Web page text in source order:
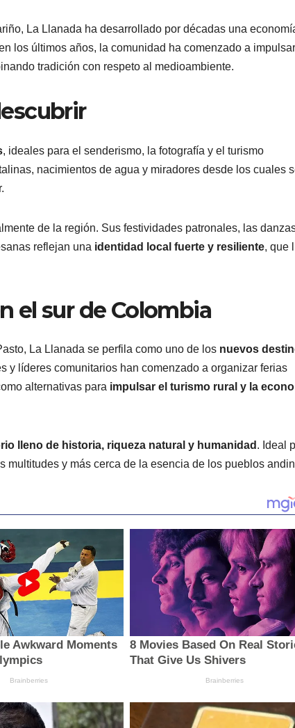
La Llanada ha desarrollado por décadas una
los últimos años, la comunidad ha comenzado a
tradición con respeto al medioambiente.
, ideales para el senderismo, la fotografía y el turismo
nacimientos de agua y miradores desde los cuales
de la región. Sus festividades patronales, las
reflejan una identidad local fuerte y resiliente, que
el sur de Colombia
La Llanada se perfila como uno de los nuevos
y líderes comunitarios han comenzado a organizar ferias
alternativas para impulsar el turismo rural y la
lleno de historia, riqueza natural y humanidad . Ideal
y más cerca de la esencia de los pueblos